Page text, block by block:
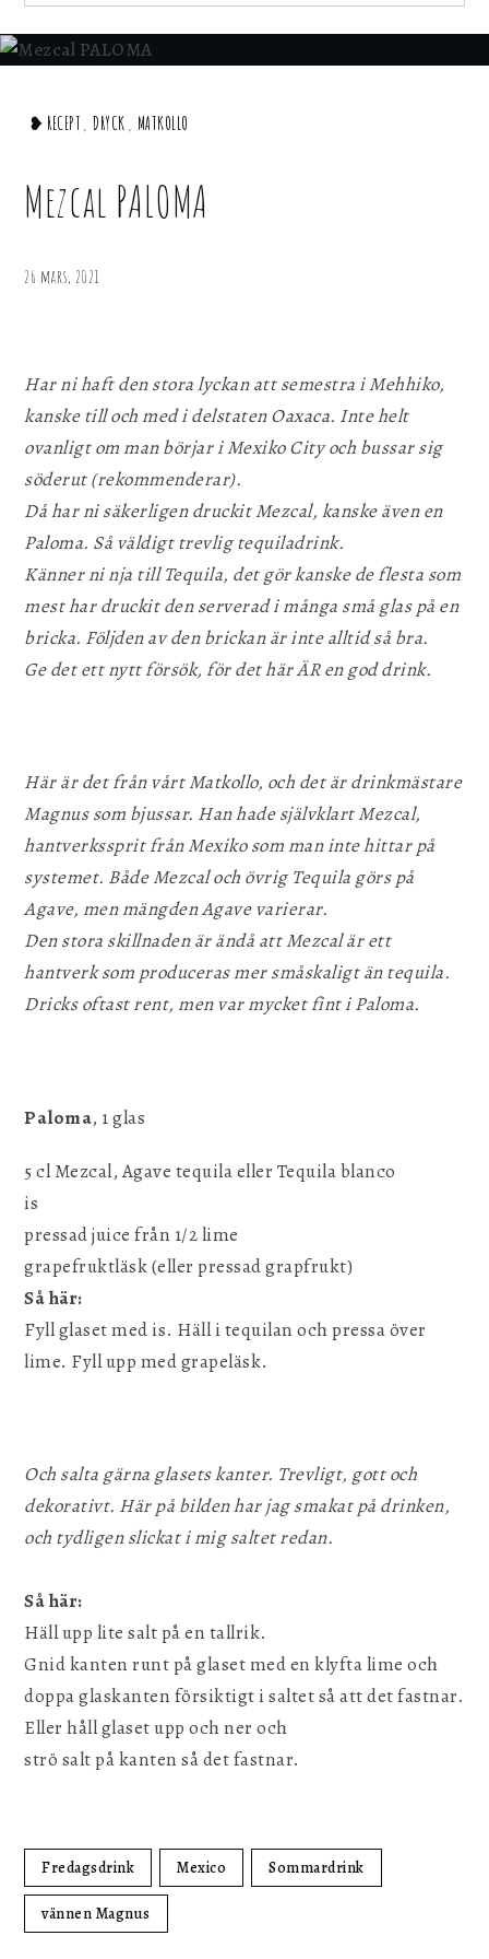
Home
Mezcal
PALOMA
❥ RECEPT , DRYCK , MATKOLLO
Mezcal PALOMA
26 mars, 2021
Har ni haft den stora lyckan att semestra i Mehhiko,
kanske till och med i delstaten Oaxaca. Inte helt
ovanligt om man börjar i Mexiko City och bussar sig
söderut (rekommenderar).
Då har ni säkerligen druckit Mezcal, kanske även en
Paloma. Så väldigt trevlig tequiladrink.
Känner ni nja till Tequila, det gör kanske de flesta som
mest har druckit den serverad i många små glas på en
bricka. Följden av den brickan är inte alltid så bra.
Ge det ett nytt försök, för det här ÄR en god drink.
Här är det från vårt Matkollo, och det är drinkmästare
Magnus som bjussar. Han hade självklart Mezcal,
hantverkssprit från Mexiko som man inte hittar på
systemet. Både Mezcal och övrig Tequila görs på
Agave, men mängden Agave varierar.
Den stora skillnaden är ändå att Mezcal är ett
hantverk som produceras mer småskaligt än tequila.
Dricks oftast rent, men var mycket fint i Paloma.
Paloma, 1 glas
5 cl Mezcal, Agave tequila eller Tequila blanco
is
pressad juice från 1/2 lime
grapefruktläsk (eller pressad grapfrukt)
Så här:
Fyll glaset med is. Häll i tequilan och pressa över
lime. Fyll upp med grapeläsk.
Och salta gärna glasets kanter. Trevligt, gott och
dekorativt. Här på bilden har jag smakat på drinken,
och tydligen slickat i mig saltet redan.
Så här:
Häll upp lite salt på en tallrik.
Gnid kanten runt på glaset med en klyfta lime och
doppa glaskanten försiktigt i saltet så att det fastnar.
Eller håll glaset upp och ner och
strö salt på kanten så det fastnar.
Fredagsdrink Mexico Sommardrink
vännen Magnus
för att webbplatsen ska fungera.
Statistik
information och funktionalitet vill vi samla in
Genom att dela ditt surfbeteende på vår
Spara inställningar